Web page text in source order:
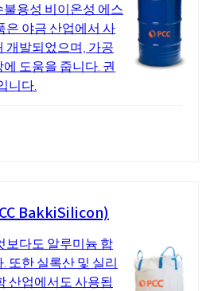
용성 비이온성 에스
은 야금 산업에서 사
개발되었으며, 가공
도움을 줍니다. 권
니다.
BakkiSilicon)
보다도 알루미늄 합
또한 실록산 및 실리
산업에서도 사용됩